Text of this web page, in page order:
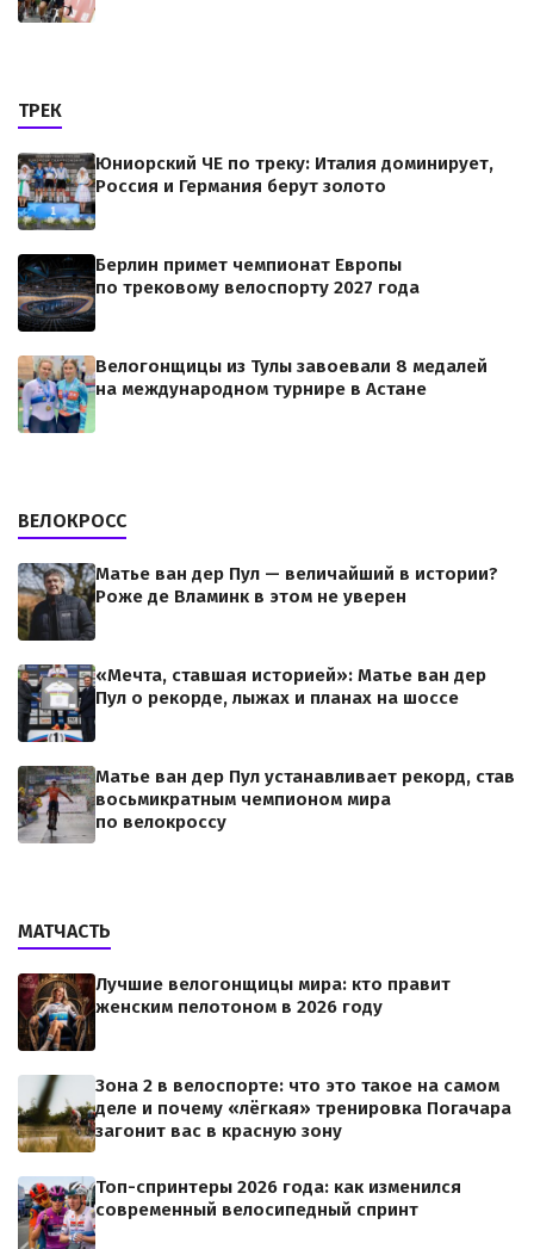
ТРЕК
Юниорский ЧЕ по треку: Италия доминирует,
Россия и Германия берут золото
Берлин примет чемпионат Европы
по трековому велоспорту 2027 года
Велогонщицы из Тулы завоевали 8 медалей
на международном турнире в Астане
ВЕЛОКРОСС
Матье ван дер Пул — величайший в истории?
Роже де Вламинк в этом не уверен
«Мечта, ставшая историей»: Матье ван дер
Пул о рекорде, лыжах и планах на шоссе
Матье ван дер Пул устанавливает рекорд, став
восьмикратным чемпионом мира
по велокроссу
МАТЧАСТЬ
Лучшие велогонщицы мира: кто правит
женским пелотоном в 2026 году
Зона 2 в велоспорте: что это такое на самом
деле и почему «лёгкая» тренировка Погачара
загонит вас в красную зону
Топ-спринтеры 2026 года: как изменился
современный велосипедный спринт